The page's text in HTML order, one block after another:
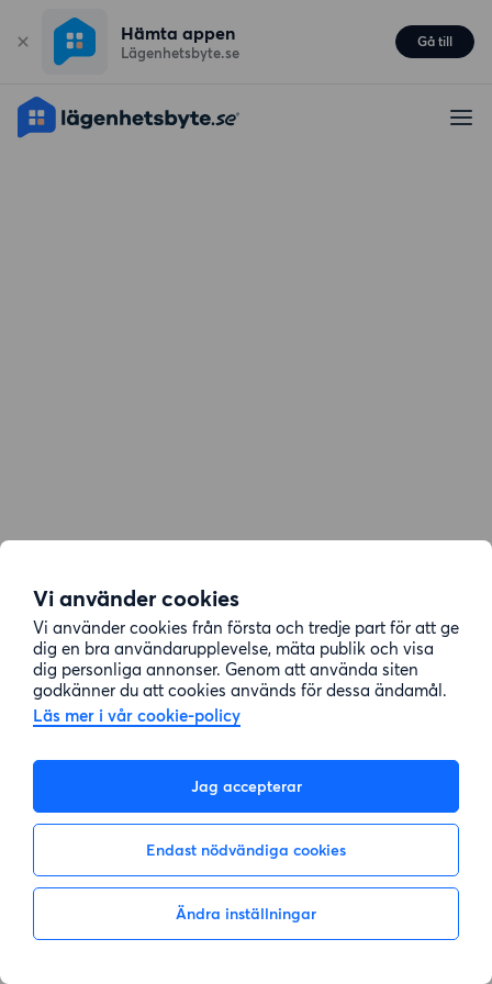
Vi använder cookies
Vi använder cookies från första och tredje part för att ge
dig en bra användarupplevelse, mäta publik och visa
dig personliga annonser. Genom att använda siten
godkänner du att cookies används för dessa ändamål.
Läs mer i vår cookie-policy
Jag accepterar
Endast nödvändiga cookies
Ändra inställningar
Hämta appen
Lägenhetsbyte.se
Gå till